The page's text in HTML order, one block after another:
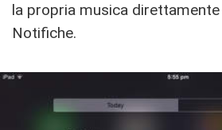
la propria musica
Notifiche.